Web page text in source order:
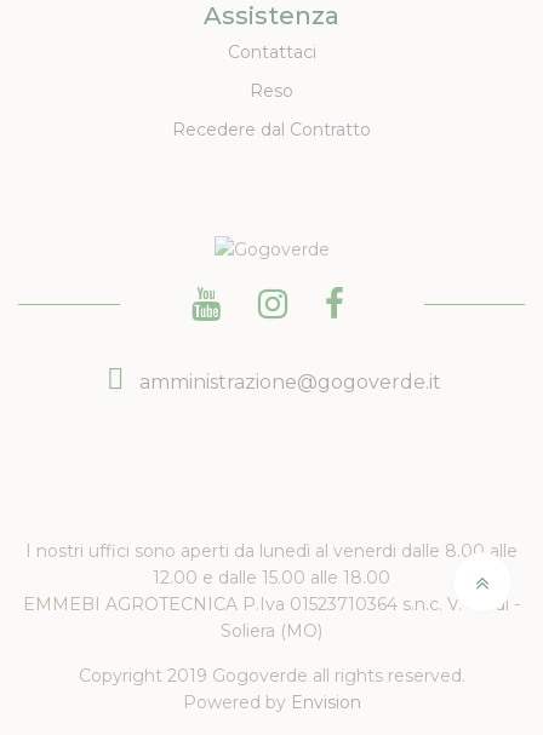
Assistenza
Contattaci
Reso
Recedere dal Contratto
amministrazione@gogoverde.it
I nostri uffici sono aperti da lunedì al venerdi dalle 8.00 alle
12.00 e dalle 15.00 alle 18.00
EMMEBI AGROTECNICA P.Iva 01523710364 s.n.c. V. Verdi -
Soliera (MO)
Copyright 2019 Gogoverde all rights reserved.
Powered by Envision